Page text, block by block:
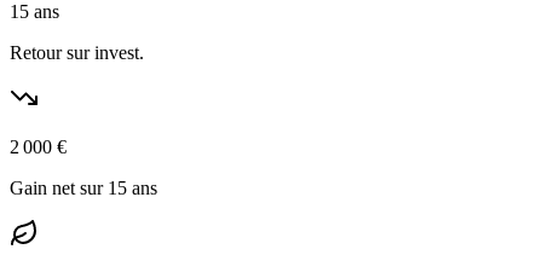
15 ans
Retour sur invest.
2 000 €
Gain net sur 15 ans